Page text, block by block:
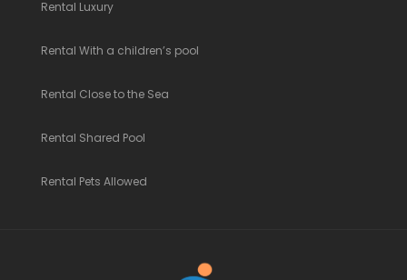
Rental Luxury
Rental With a children’s pool
Rental Close to the Sea
Rental Shared Pool
Rental Pets Allowed